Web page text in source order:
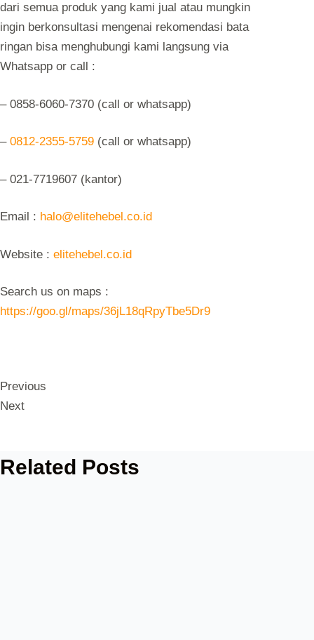
dari semua produk yang kami jual atau mungkin
ingin berkonsultasi mengenai rekomendasi bata
ringan bisa menghubungi kami langsung via
Whatsapp or call :
– 0858-6060-7370 (call or whatsapp)
– 0812-2355-5759 (call or whatsapp)
– 021-7719607 (kantor)
Email : halo@elitehebel.co.id
Website : elitehebel.co.id
Search us on maps :
https://goo.gl/maps/36jL18qRpyTbe5Dr9
Previous
Next
Related Posts